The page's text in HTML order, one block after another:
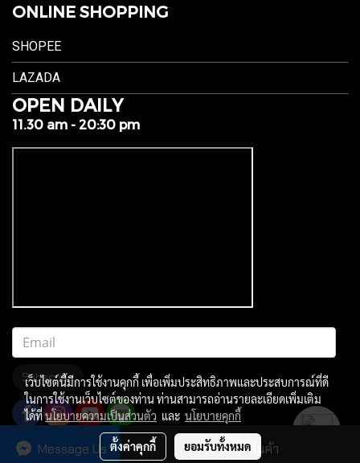
สั่งซื้อสินค้า
Message Us
ONLINE SHOPPING
SHOPEE
LAZADA
OPEN DAILY
11.30 am - 20:30 pm
Subscribe
เว็บไซต์นี้มีการใช้งานคุกกี้ เพื่อเพิ่มประสิทธิภาพและประสบการณ์ที่ดี
ในการใช้งานเว็บไซต์ของท่าน ท่านสามารถอ่านรายละเอียดเพิ่มเติม
ได้ที่นโยบายความเป็นส่วนตัว และ นโยบายคุกกี้
ตั้งค่าคุกกี้ ยอมรับทั้งหมด